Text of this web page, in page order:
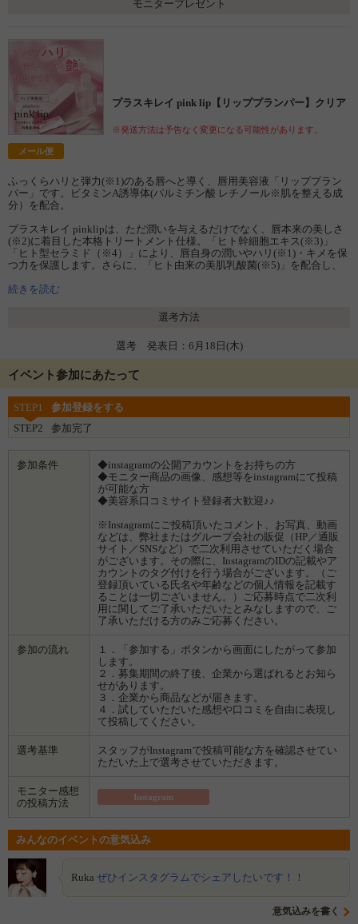
モニタープレゼント
プラスキレイ pink lip【リッププランパー】クリア
※発送方法は予告なく変更になる可能性があります。
メール便
ふっくらハリと弾力(※1)のある唇へと導く、唇用美容液「リッププラン
パー」です。ビタミンA誘導体(パルミチン酸 レチノール※肌を整える成
分）を配合。
プラスキレイ pinklipは、ただ潤いを与えるだけでなく、唇本来の美しさ
(※2)に着目した本格トリートメント仕様。「ヒト幹細胞エキス(※3)」
「ヒト型セラミド（※4）」により、唇自身の潤いやハリ(※1)・キメを保
つ力を保護します。さらに、「ヒト由来の美肌乳酸菌(※5)」を配合し、
体感ください。
一日に数回、清潔で乾いた唇の輪郭に、塗布用スティックでたっぷりと
塗ってご使用ください。単独でも、口紅の上からでもご使用いただけま
人気のリッププランパー、リップアディクト、ラシャスリップスご愛用
者へもおすすめです。
※1：メイクアップ効果による
※2：キメの整った唇に導く
※5：エンテロコッカスフェカリス:肌を整える成分
※6：唇の荒れを防ぐ
続きを読む
選考方法
選考 発表日：6月18日(木)
イベント参加にあたって
STEP1
参加登録をする
STEP2
参加完了
参加条件
◆instagramの公開アカウントをお持ちの方
◆モニター商品の画像、感想等をinstagramにて投稿
が可能な方
◆美容系口コミサイト登録者大歓迎♪♪
※Instagramにご投稿頂いたコメント、お写真、動画
などは、弊社またはグループ会社の販促（HP／通販
サイト／SNSなど）で二次利用させていただく場合
がございます。その際に、InstagramのIDの記載やア
カウントのタグ付けを行う場合がございます。（ご
登録頂いている氏名や年齢などの個人情報を記載す
ることは一切ございません。）ご応募時点で二次利
用に関してご了承いただいたとみなしますので、ご
了承いただける方のみご応募ください。
参加の流れ
１．「参加する」ボタンから画面にしたがって参加
します。
２．募集期間の終了後、企業から選ばれるとお知ら
せがあります。
３．企業から商品などが届きます。
４．試していただいた感想や口コミを自由に表現し
て投稿してください。
選考基準
スタッフがInstagramで投稿可能な方を確認させてい
ただいた上で選考させていただきます。
モニター感想
の投稿方法
Instagram
みんなのイベントの意気込み
Ruka ぜひインスタグラムでシェアしたいです！！
意気込みを書く